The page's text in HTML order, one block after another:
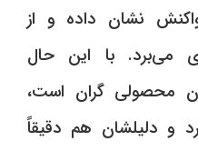
نشان داده و از
می‌برد. با این حال
محصولی گران است،
و دلیلشان هم دقیقاً